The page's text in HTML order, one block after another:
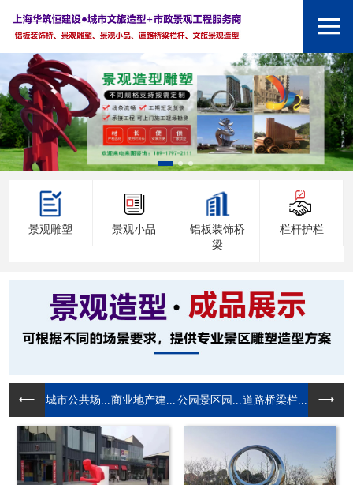
景观雕塑 景观小品
铝板装饰桥
梁
栏杆护栏
城市公共场... 商业地产建... 公园景区园... 道路桥梁栏...